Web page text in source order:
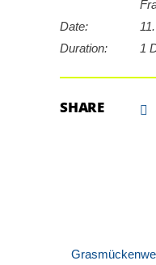
Date:
Duration:
1
SHARE